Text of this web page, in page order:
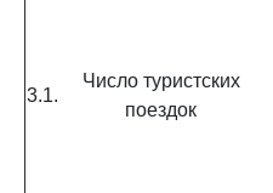
3.1.
Число туристских
поездок